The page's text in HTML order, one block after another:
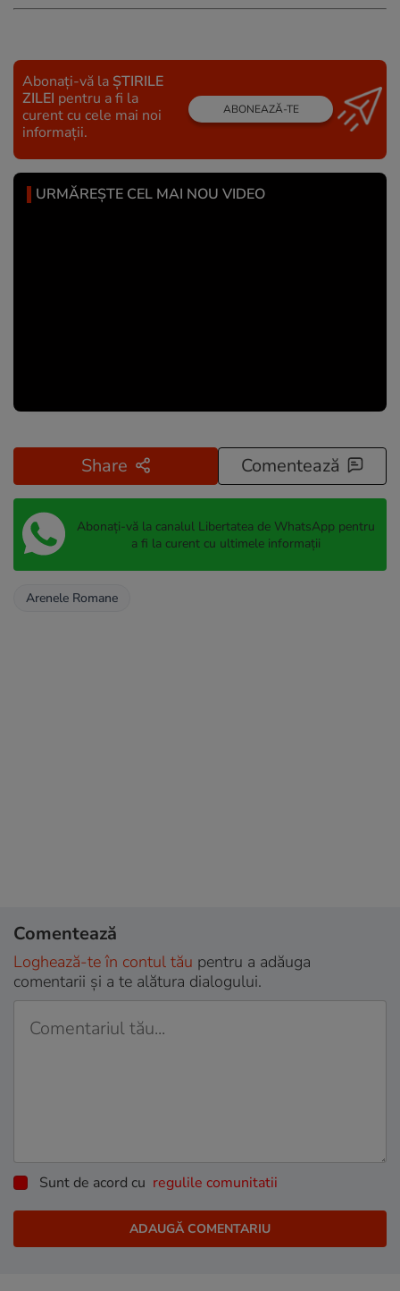
Abonați-vă la ȘTIRILE
ZILEI pentru a fi la
curent cu cele mai noi
informații.
ABONEAZĂ-TE
URMĂREȘTE CEL MAI NOU VIDEO
Share Comentează
Abonați-vă la canalul Libertatea de WhatsApp pentru
a fi la curent cu ultimele informații
Arenele Romane
Comentează
Loghează-te în contul tău pentru a adăuga
comentarii și a te alătura dialogului.
Sunt de acord cu regulile comunitatii